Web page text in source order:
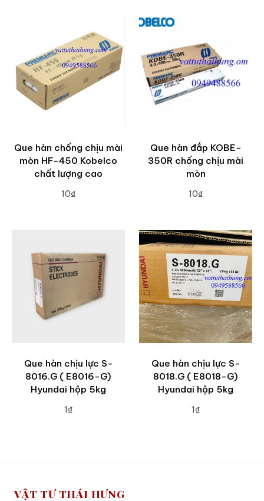
Que hàn chống chịu mài
mòn HF-450 Kobelco
chất lượng cao
10₫
Que hàn đắp KOBE-
350R chống chịu mài
mòn
10₫
Que hàn chịu lực S-
8016.G ( E8016-G)
Hyundai hộp 5kg
1₫
Que hàn chịu lực S-
8018.G ( E8018-G)
Hyundai hộp 5kg
1₫
VẬT TƯ THÁI HƯNG